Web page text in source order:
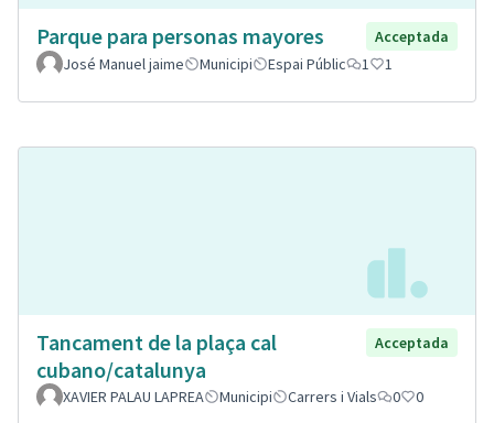
Parque para personas mayores
Acceptada
José Manuel jaime
Municipi Espai Públic 1 1
Tancament de la plaça cal
cubano/catalunya
Acceptada
XAVIER PALAU LAPREA Municipi Carrers i Vials 0 0